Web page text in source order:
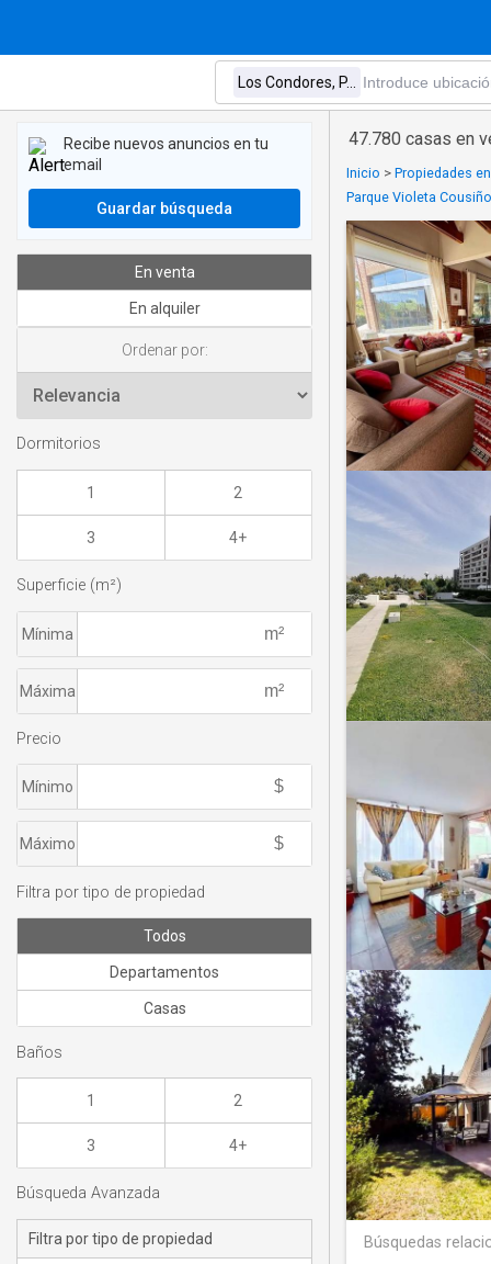
47.780 casas en
Inicio > Propiedades
Parque Violeta Cousiño
Búsquedas
Recibe nuevos anuncios en tu
email
Guardar búsqueda
En venta
En alquiler
Ordenar por:
Dormitorios
1 2
3 4+
Superficie (m²)
Mínima
Máxima
Precio
Mínimo
Máximo
Filtra por tipo de propiedad
Todos
Departamentos
Casas
Baños
1 2
3 4+
Búsqueda Avanzada
Filtra por tipo de propiedad